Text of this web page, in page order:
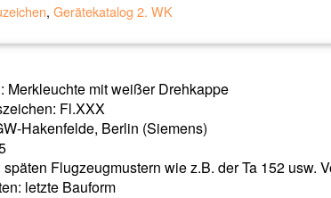
, Gerätekatalog 2. WK
Merkleuchte mit weißer Drehkappe
Fl.XXX
Hakenfelde, Berlin (Siemens)
Flugzeugmustern wie z.B. der Ta 152 usw.
letzte Bauform